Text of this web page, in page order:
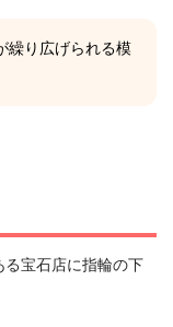
繰り広げられる模
宝石店に指輪の下